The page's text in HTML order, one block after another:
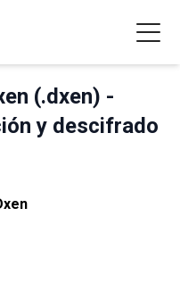
(.dxen) -
y descifrado